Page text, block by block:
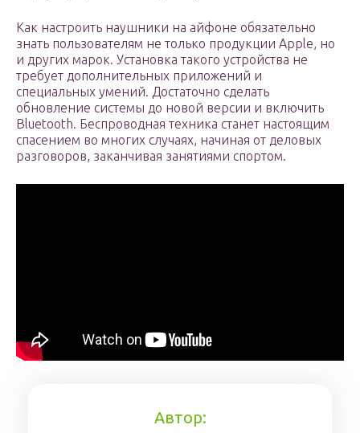
Как настроить наушники на айфоне обязательно
знать пользователям не только продукции Apple, но
и других марок. Установка такого устройства не
требует дополнительных приложений и
специальных умений. Достаточно сделать
обновление системы до новой версии и включить
Bluetooth. Беспроводная техника станет настоящим
спасением во многих случаях, начиная от деловых
разговоров, заканчивая занятиями спортом.
Автор: